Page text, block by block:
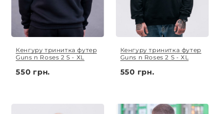
Кенгуру тринитка футер
Guns n Roses 2 S - XL
550 грн.
Кенгуру тринитка футер
Guns n Roses 2 S - XL
550 грн.